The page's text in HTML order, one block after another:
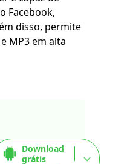
Facebook,
disso, permite
MP3 em alta
Download
grátis